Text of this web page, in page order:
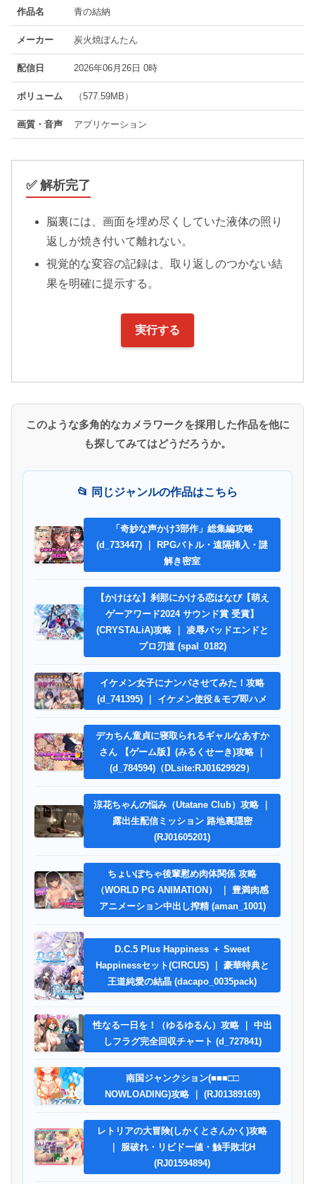
作品名 青の結納
メーカー 炭火焼ぽんたん
配信日 2026年06月26日 0時
ボリューム （577.59MB）
画質・音声 アプリケーション
✅ 解析完了
脳裏には、画面を埋め尽くしていた液体の照り
返しが焼き付いて離れない。
視覚的な変容の記録は、取り返しのつかない結
果を明確に提示する。
実行する
このような多角的なカメラワークを採用した作品を他に
も探してみてはどうだろうか。
📂 同じジャンルの作品はこちら
「奇妙な声かけ3部作」総集編攻略
(d_733447) ｜ RPGバトル・遠隔挿入・謎
解き密室
【かけはな】刹那にかける恋はなび【萌え
ゲーアワード2024 サウンド賞 受賞】
(CRYSTALiA)攻略 ｜ 凌辱バッドエンドと
プロ刃道 (spal_0182)
イケメン女子にナンパさせてみた！攻略
(d_741395) ｜ イケメン使役＆モブ即ハメ
デカちん童貞に寝取られるギャルなあすか
さん 【ゲーム版】(みるくせーき)攻略 ｜
(d_784594)（DLsite:RJ01629929）
涼花ちゃんの悩み（Utatane Club）攻略 ｜
露出生配信ミッション 路地裏隠密
(RJ01605201)
ちょいぽちゃ後輩慰め肉体関係 攻略
（WORLD PG ANIMATION） ｜ 豊満肉感
アニメーション中出し搾精 (aman_1001)
D.C.5 Plus Happiness ＋ Sweet
Happinessセット(CIRCUS) ｜ 豪華特典と
王道純愛の結晶 (dacapo_0035pack)
性なる一日を！（ゆるゆるん）攻略 ｜ 中出
しフラグ完全回収チャート (d_727841)
南国ジャンクション(■■■□□
NOWLOADING)攻略 ｜ (RJ01389169)
レトリアの大冒険(しかくとさんかく)攻略
｜ 服破れ・リビドー値・触手敗北H
(RJ01594894)